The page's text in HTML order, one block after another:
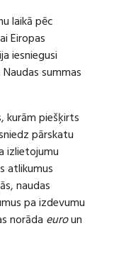
laikā pēc
Eiropas
iesniegusi
summas
kurām piešķirts
pārskatu
izlietojumu
atlikumus
naudas
pa izdevumu
norāda euroun